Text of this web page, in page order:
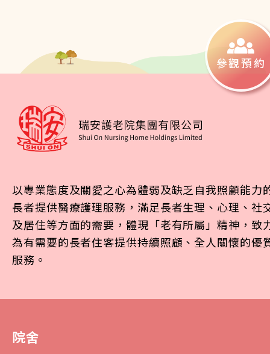
參觀預約
以專業態度及關愛之心為體弱及缺乏自我照顧能力
長者提供醫療護理服務，滿足長者生理、心理、社
及居住等方面的需要，體現「老有所屬」精神，致
為有需要的長者住客提供持續照顧、全人關懷的優
服務。
院舍